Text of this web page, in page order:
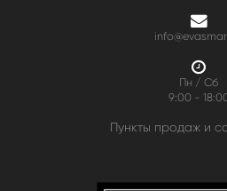
Пн / Сб
9:00 -
Пункты продаж и